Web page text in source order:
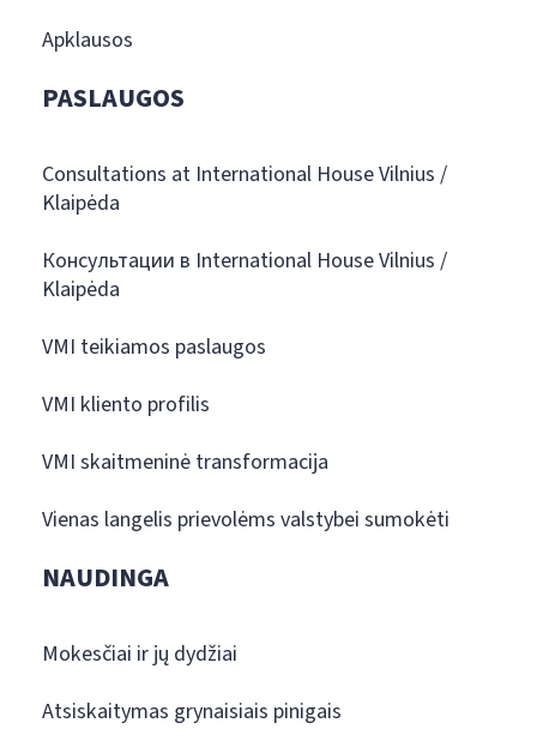
Apklausos
PASLAUGOS
Consultations at International House Vilnius /
Klaipėda
Консультации в International House Vilnius /
Klaipėda
VMI teikiamos paslaugos
VMI kliento profilis
VMI skaitmeninė transformacija
Vienas langelis prievolėms valstybei sumokėti
NAUDINGA
Mokesčiai ir jų dydžiai
Atsiskaitymas grynaisiais pinigais